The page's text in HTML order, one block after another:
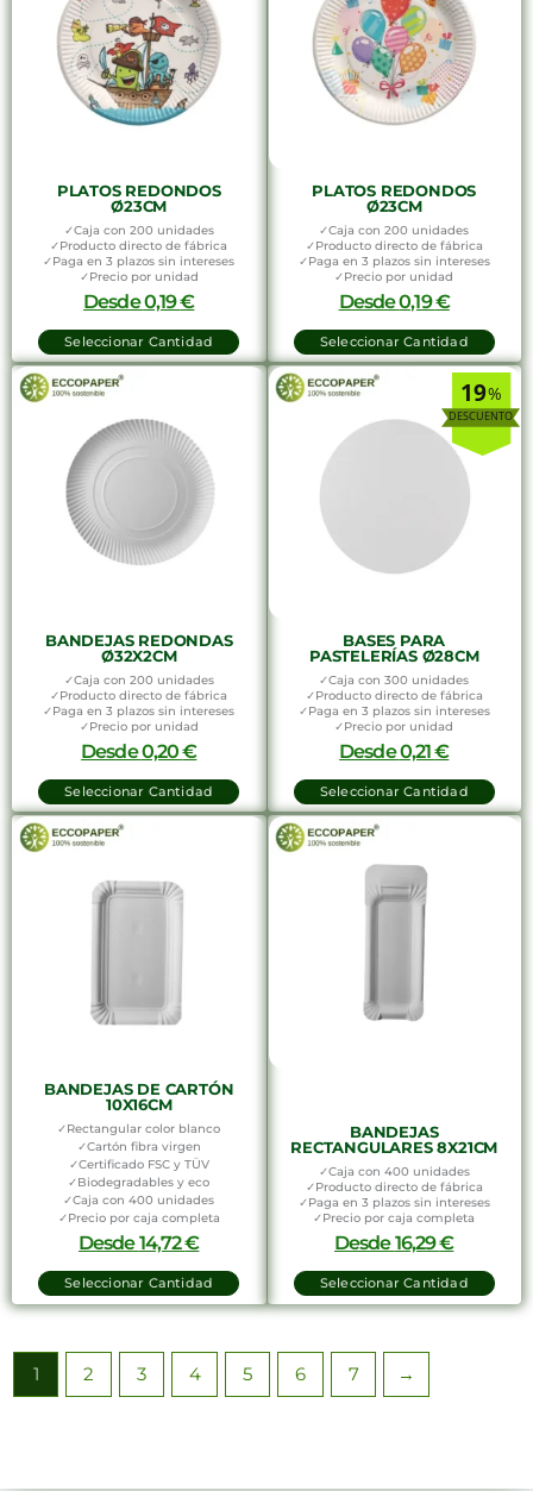
PLATOS REDONDOS
Ø23CM
✓Caja con 200 unidades
✓Producto directo de fábrica
✓Paga en 3 plazos sin intereses
✓Precio por unidad
Desde0,19€
Seleccionar Cantidad
PLATOS REDONDOS
Ø23CM
✓Caja con 200 unidades
✓Producto directo de fábrica
✓Paga en 3 plazos sin intereses
✓Precio por unidad
Desde0,19€
Seleccionar Cantidad
BANDEJAS REDONDAS
Ø32X2CM
✓Caja con 200 unidades
✓Producto directo de fábrica
✓Paga en 3 plazos sin intereses
✓Precio por unidad
Desde0,20€
Seleccionar Cantidad
%
19
BASES PARA
PASTELERÍAS Ø28CM
✓Caja con 300 unidades
✓Producto directo de fábrica
✓Paga en 3 plazos sin intereses
✓Precio por unidad
Desde0,21€
Seleccionar Cantidad
BANDEJAS DE CARTÓN
10X16CM
✓Rectangular color blanco
✓Cartón fibra virgen
✓Certificado FSC y TÜV
✓Biodegradables y eco
✓Caja con 400 unidades
✓Precio por caja completa
Desde14,72€
Seleccionar Cantidad
BANDEJAS
RECTANGULARES 8X21CM
✓Caja con 400 unidades
✓Producto directo de fábrica
✓Paga en 3 plazos sin intereses
✓Precio por caja completa
Desde16,29€
Seleccionar Cantidad
1 2 3 4 5 6 7 →